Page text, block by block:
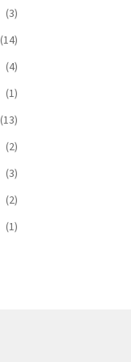
(3)
(14)
(4)
(1)
(13)
(2)
(3)
(2)
(1)